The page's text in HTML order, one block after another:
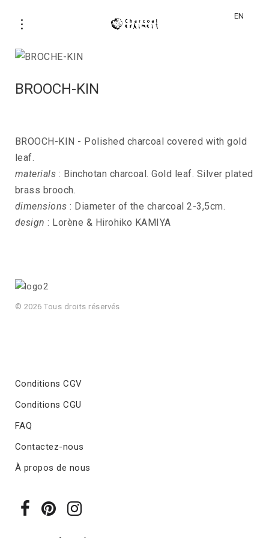
EN
BROOCH-KIN
BROOCH-KIN - Polished charcoal covered with gold
leaf.
materials : Binchotan charcoal. Gold leaf. Silver plated
brass brooch.
dimensions : Diameter of the charcoal 2-3,5cm.
design : Lorène & Hirohiko KAMIYA
© 2026 Tous droits réservés
Conditions CGV
Conditions CGU
FAQ
Contactez-nous
À propos de nous